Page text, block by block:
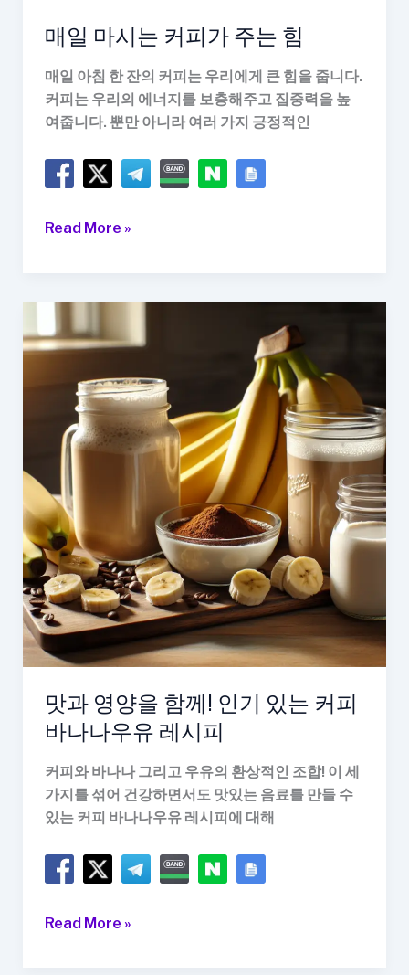
매일 마시는 커피가 주는 힘
매일 아침 한 잔의 커피는 우리에게 큰 힘을 줍니다.
커피는 우리의 에너지를 보충해주고 집중력을 높
여줍니다. 뿐만 아니라 여러 가지 긍정적인
매
는
커
가
Read More »
맛과 영양을 함께! 인기 있는 커피
바나나우유 레시피
커피와 바나나 그리고 우유의 환상적인 조합! 이 세
가지를 섞어 건강하면서도 맛있는 음료를 만들 수
있는 커피 바나나우유 레시피에 대해
맛
Read More »